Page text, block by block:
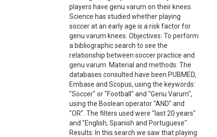
players have genu varum on their knees.
Science has studied whether playing
soccer at an early age is a risk factor for
genu varum knees. Objectives: To perform
a bibliographic search to see the
relationship between soccer practice and
genu varum. Material and methods: The
databases consulted have been PUBMED,
Embase and Scopus, using the keywords:
"Soccer" or "Football" and "Genu Varum",
using the Boolean operator "AND" and
"OR". The filters used were "last 20 years"
and "English, Spanish and Portuguese".
Results: In this search we saw that playing